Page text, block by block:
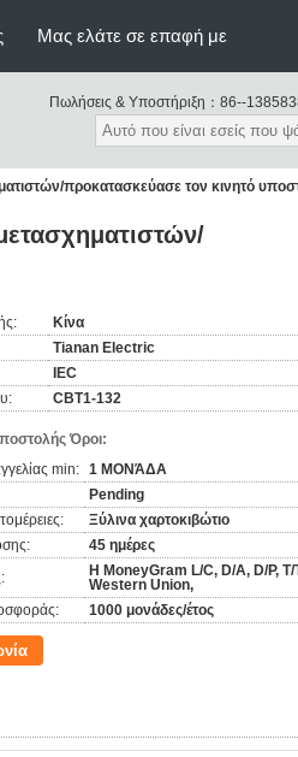
Μας ελάτε σε επαφή με
Πωλήσεις & Υποστήριξη： 86--
προκατασκεύασε τον κινητό
Κίνα
Tianan Electric
IEC
CBT1-132
Όροι:
min: 1 ΜΟΝΆΔΑ
Pending
Ξύλινα χαρτοκιβώτιο
45 ημέρες
Η MoneyGram L/C, D/A, D/P, T/
Western Union,
1000 μονάδες/έτος